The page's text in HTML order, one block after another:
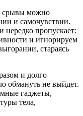
срывы можно
и самочувствии.
нередко пропускает:
и игнорируем
стараясь
и долго
обмануть не выйдет.
гаджеты,
тела,